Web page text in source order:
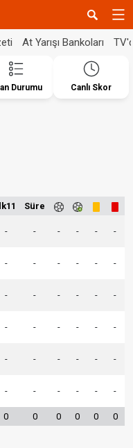
At Yarışı Bankoları
Durumu Canlı Skor
Süre
- - - - - -
- - - - - -
- - - - - -
- - - - - -
- - - - - -
- - - - - -
0 0 0 0 0 0